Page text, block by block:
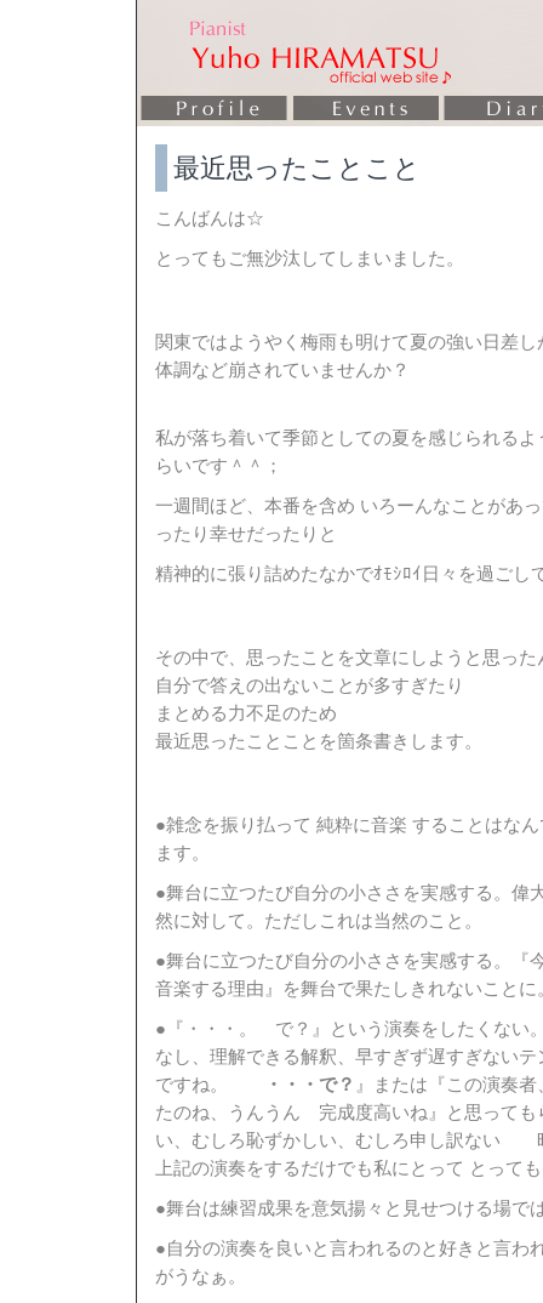
最近思ったことこと
こんばんは☆
とってもご無沙汰してしまいました。
関東ではようやく梅雨も明けて夏の強い日差
体調など崩されていませんか？
私が落ち着いて季節としての夏を感じられる
らいです＾＾；
一週間ほど、本番を含め いろーんなことがあ
ったり幸せだったりと
精神的に張り詰めたなかでｵﾓｼﾛｲ日々を過ごし
その中で、思ったことを文章にしようと思った
自分で答えの出ないことが多すぎたり
まとめる力不足のため
最近思ったことことを箇条書きします。
●雑念を振り払って 純粋に音楽 することはな
ます。
●舞台に立つたび自分の小ささを実感する。偉
然に対して。ただしこれは当然のこと。
●舞台に立つたび自分の小ささを実感する。『
音楽する理由』を舞台で果たしきれないことに
●『・・・。 で？』という演奏をしたくない
なし、理解できる解釈、早すぎず遅すぎない
ですね。
・・・で？ 』または『この演奏
たのね、うんうん 完成度高いね』と思っても
い、むしろ恥ずかしい、むしろ申し訳ない
上記の演奏をするだけでも私にとって とって
●舞台は練習成果を意気揚々と見せつける場で
●自分の演奏を良いと言われるのと好きと言わ
がうなぁ。